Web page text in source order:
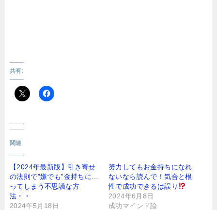
共有:
関連
【2024年最新版】引き寄せ
の法則で”嫌でも”金持ちにな
ってしまう不思議な方
法・・
2024年5月18日
努力してもお金持ちになれ
ないなら読んで！気合と根
性で成功できるは誤り
2024年6月8日
成功マインド論